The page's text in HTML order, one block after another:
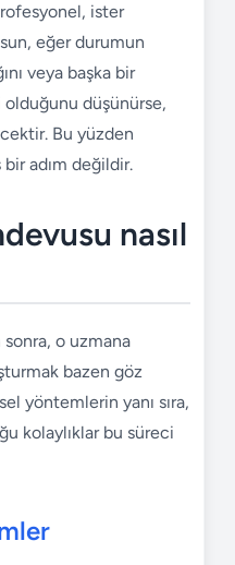
ister
eğer durumun
veya başka bir
düşünürse,
Bu yüzden
bir adım değildir.
nasıl
o uzmana
bazen göz
yöntemlerin yanı sıra,
kolaylıklar bu süreci